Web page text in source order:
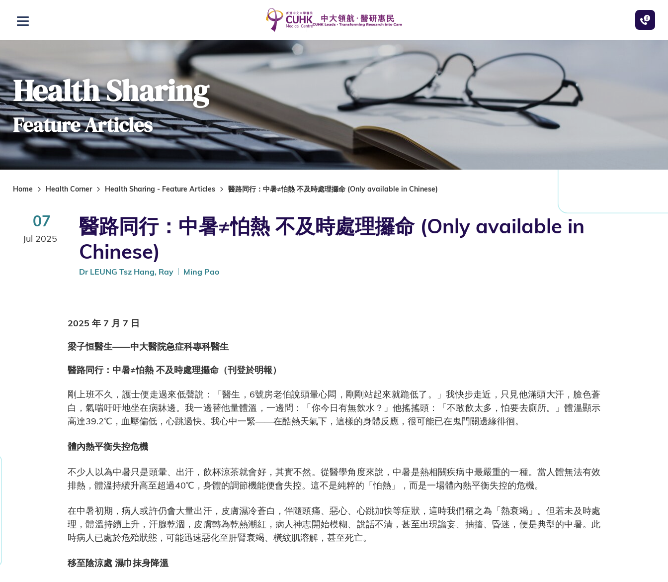
Open menu
Health Sharing
Feature Articles
Home Health Corner Health Sharing - Feature Articles 醫路同行：中暑≠怕熱 不及時處理攞命 (Only available in Chinese)
07
Jul 2025
醫路同行：中暑≠怕熱 不及時處理攞命 (Only available in
Chinese)
Dr LEUNG Tsz Hang, Ray Ming Pao
2025 年 7 月 7 日
梁子恒醫生——中大醫院急症科專科醫生
醫路同行：中暑≠怕熱 不及時處理攞命（刊登於明報）
剛上班不久，護士便走過來低聲說：「醫生，6號房老伯說頭暈心悶，剛剛站起來就跪低了。」我快步走近，只見他滿頭大汗，臉色蒼
白，氣喘吁吁地坐在病牀邊。我一邊替他量體溫，一邊問：「你今日有無飲水？」他搖搖頭：「不敢飲太多，怕要去廁所。」體溫顯示
高達39.2℃，血壓偏低，心跳過快。我心中一緊——在酷熱天氣下，這樣的身體反應，很可能已在鬼門關邊緣徘徊。
體內熱平衡失控危機
不少人以為中暑只是頭暈、出汗，飲杯涼茶就會好，其實不然。從醫學角度來說，中暑是熱相關疾病中最嚴重的一種。當人體無法有效
排熱，體溫持續升高至超過40℃，身體的調節機能便會失控。這不是純粹的「怕熱」，而是一場體內熱平衡失控的危機。
在中暑初期，病人或許仍會大量出汗，皮膚濕冷蒼白，伴隨頭痛、惡心、心跳加快等症狀，這時我們稱之為「熱衰竭」。但若未及時處
理，體溫持續上升，汗腺乾涸，皮膚轉為乾熱潮紅，病人神志開始模糊、說話不清，甚至出現譫妄、抽搐、昏迷，便是典型的中暑。此
時病人已處於危殆狀態，可能迅速惡化至肝腎衰竭、橫紋肌溶解，甚至死亡。
移至陰涼處 濕巾抹身降溫